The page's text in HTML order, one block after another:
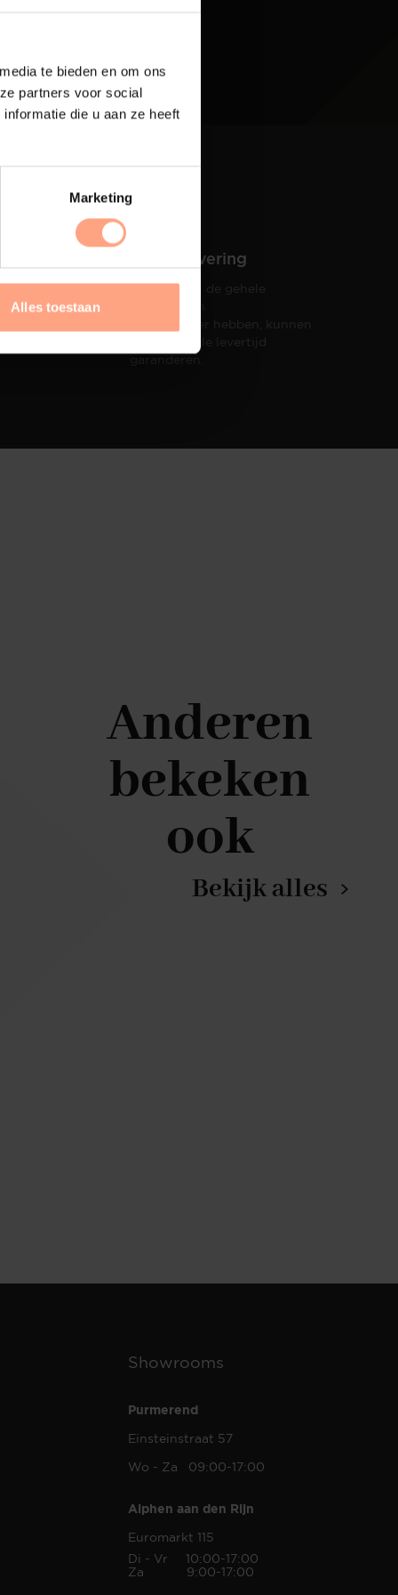
te bieden en om ons
partners voor social
die u aan ze heeft
Marketing
Alles toestaan
tot
Snelle levering
Doordat wij de gehele
eigen beheer hebben, kunnen
wij een snelle levertijd
Anderen
bekeken
ook
Bekijk alles
Showrooms
Purmerend
Einsteinstraat 57
Wo - Za 09:00-17:00
Alphen aan den Rijn
Euromarkt 115
Di - Vr 10:00-17:00
Za 9:00-17:00